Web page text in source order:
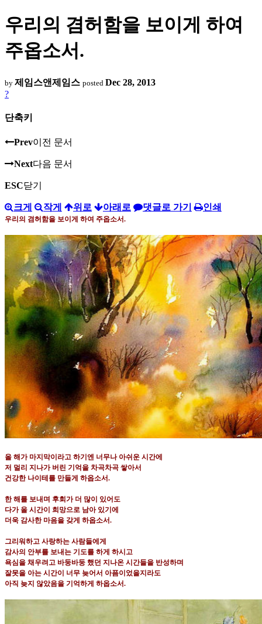
우리의 겸허함을 보이게 하여
주옵소서.
by 제임스앤제임스 posted Dec 28, 2013
?
단축키
Prev이전 문서
Next다음 문서
ESC닫기
크게 작게 위로 아래로 댓글로 가기 인쇄
우리의 겸허함을 보이게 하여 주옵소서.
올 해가 마지막이라고 하기엔 너무나 아쉬운 시간에
저 멀리 지나가 버린 기억을 차곡차곡 쌓아서
건강한 나이테를 만들게 하옵소서.
한 해를 보내며 후회가 더 많이 있어도
다가 올 시간이 희망으로 남아 있기에
더욱 감사한 마음을 갖게 하옵소서.
그리워하고 사랑하는 사람들에게
감사의 안부를 보내는 기도를 하게 하시고
욕심을 채우려고 바둥바둥 했던 지나온 시간들을 반성하며
잘못을 아는 시간이 너무 늦어서 아픔이었을지라도
아직 늦지 않았음을 기억하게 하옵소서.